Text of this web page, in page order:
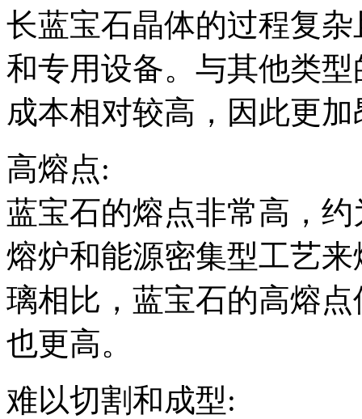
长蓝宝石晶体的过程复
和专用设备。与其他类
成本相对较高，因此更
高熔点:
蓝宝石的熔点非常高，约
熔炉和能源密集型工艺
璃相比，蓝宝石的高熔
也更高。
难以切割和成型: